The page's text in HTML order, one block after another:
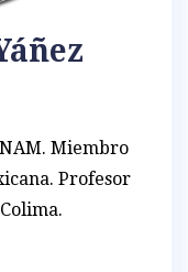
Miembro
Profesor